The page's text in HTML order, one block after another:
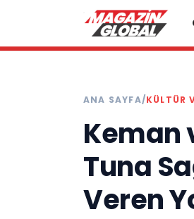
ANA SAYFA/KÜLTÜR
Keman
Tuna
Veren